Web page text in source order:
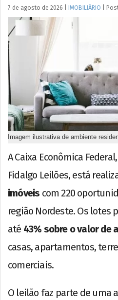
7 de agosto de 2026 IMOBILIÁRIO
Imagem ilustrativa de ambiente
A Caixa Econômica
Fidalgo Leilões, está
imóveis com 220
região Nordeste. Os lotes
até 43% sobre o valor de
casas, apartamentos,
comerciais.
O leilão faz parte de uma